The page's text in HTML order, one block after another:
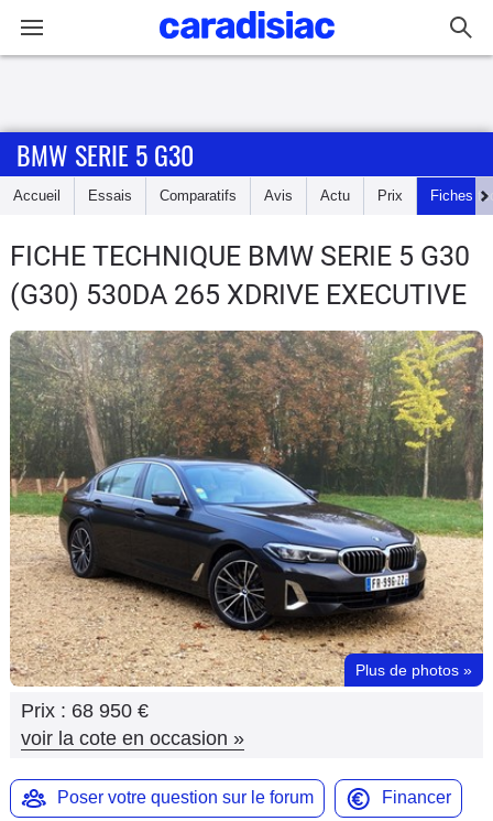
Accueil
Essais
Guide
d'achat
Electriques
Utilitaires
Flottes
Auto
Services
Forum
Moto
Marques
BMW SERIE 5 G30
Accueil Essais Comparatifs Avis Actu Prix Fiches
FICHE TECHNIQUE BMW SERIE 5 G30
(G30) 530DA 265 XDRIVE EXECUTIVE
Plus de photos »
Prix : 68 950 €
voir la cote en occasion »
Poser votre question sur le forum Financer